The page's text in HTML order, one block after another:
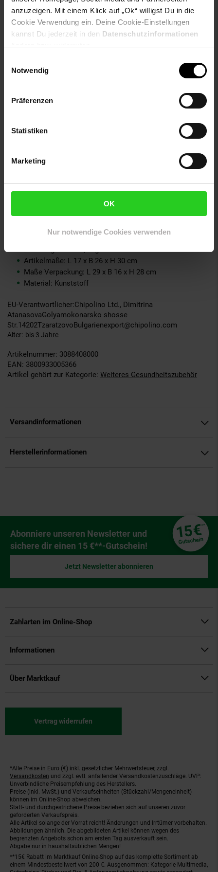
anzuzeigen. Mit einem Klick auf „Ok“ willigst Du in die
Cookie Verwendung ein. Deine Cookie-Einstellungen
kannst Du jederzeit in den Datenschutzinformationen
Notwendig
Präferenzen
Statistiken
Marketing
OK
Nur notwendige Cookies verwenden
Besonderheiten Artikel
Chipolino Urinal Wal Toilettentrainer
Behälter abnehmbar Spritzschutz ab 1 Jahr:
Altersempfehlung: ab 12 Monate
Wal-Design
einfache Reinigung
Bodenablauf mit Schlauch
praktisch und hygenisch
werden
einfach an der Wand befestigen, Befestigungsmaterial
Weitere Informationen zum Artikel
Toilettentrainer Behälter abnehmbar Spritzschutz ab 1 Jahr:
Versandgewicht: 0,6 kg
Artikelmaße: L 17 x B 26 x H 30 cm
Maße Verpackung: L 29 x B 16 x H 28 cm
Material: Kunststoff
EU-Verantwortlicher:Chipolino Ltd., Dimitrina
AtanasovaGolyamokonarsko shosse
Str.14202TzaratzovoBulgarienexport@chipolino.com
Alter bis 3 Jahre
Artikelnummer: 3088408000
EAN: 3800933005366
Artikel gehört zur Kategorie: Weiteres Gesundheitszubehör
Versandinformationen
Herstellerinformationen
Newsletter Anmeldung
Abonniere unseren Newsletter und
sichere dir einen 15 €**-Gutschein!
15€**
Gutschein
Jetzt Newsletter abonnieren
Zahlarten im Online-Shop
Informationen
Über Marktkauf
Vertrag widerrufen
Fußnoten
*Alle Preise in Euro (€) inkl. gesetzlicher Mehrwertsteuer, zzgl.
Versandkosten und zzgl. evtl. anfallender Versandkostenzuschläge. UVP:
Unverbindliche Preisempfehlung des Herstellers.
Preise (inkl. MwSt.) und Verkaufseinheiten (Stückzahl/Mengeneinheit)
können im Online-Shop abweichen.
Statt- und durchgestrichene Preise beziehen sich auf unseren zuvor
geforderten Verkaufspreis.
Alle Artikel solange der Vorrat reicht! Änderungen und Irrtümer vorbehalten.
Abbildungen ähnlich. Die abgebildeten Artikel können wegen des
begrenzten Angebots schon am ersten Tag ausverkauft sein.
Abgabe nur in haushaltsüblichen Mengen!
**15€ Rabatt im Marktkauf Online-Shop auf das komplette Sortiment ab
einem Mindestbestellwert von 200 €. Ausgenommen: Kategorie Multimedia,